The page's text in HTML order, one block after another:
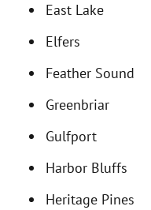
East Lake
Elfers
Feather Sound
Greenbriar
Gulfport
Harbor Bluffs
Heritage Pines